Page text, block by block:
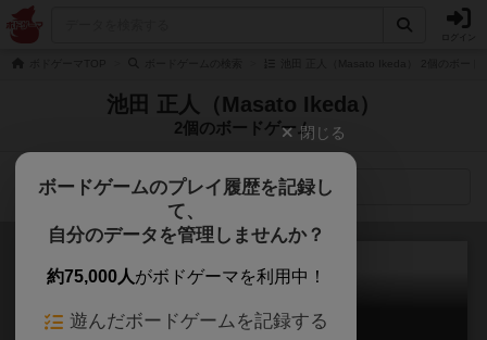
池田 正人（Masato Ikeda）
2個のボードゲーム
検索メニュー
コロッセウム
閉じる
ボードゲームのプレイ履歴を記録し
て、
自分のデータを管理しませんか？
約75,000人がボドゲーマを利用中！
遊んだボードゲームを記録する